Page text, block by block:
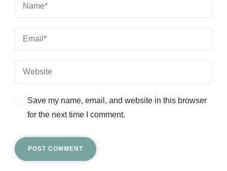
Save my name, email, and website in this browser
for the next time I comment.